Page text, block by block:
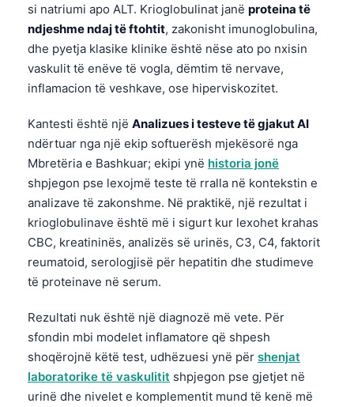
si natriumi apo ALT. Krioglobulinat janë proteina të
ndjeshme ndaj të ftohtit, zakonisht imunoglobulina,
dhe pyetja klasike klinike është nëse ato po nxisin
vaskulit të enëve të vogla, dëmtim të nervave,
inflamacion të veshkave, ose hiperviskozitet.
Kantesti është një Analizues i testeve të gjakut AI
ndërtuar nga një ekip softuerësh mjekësorë nga
Mbretëria e Bashkuar; ekipi ynë historia jonë
shpjegon pse lexojmë teste të rralla në kontekstin e
analizave të zakonshme. Në praktikë, një rezultat i
krioglobulinave është më i sigurt kur lexohet krahas
CBC, kreatininës, analizës së urinës, C3, C4, faktorit
reumatoid, serologjisë për hepatitin dhe studimeve
të proteinave në serum.
Rezultati nuk është një diagnozë më vete. Për
sfondin mbi modelet inflamatore që shpesh
shoqërojnë këtë test, udhëzuesi ynë për shenjat
laboratorike të vaskulitit shpjegon pse gjetjet në
urinë dhe nivelet e komplementit mund të kenë më